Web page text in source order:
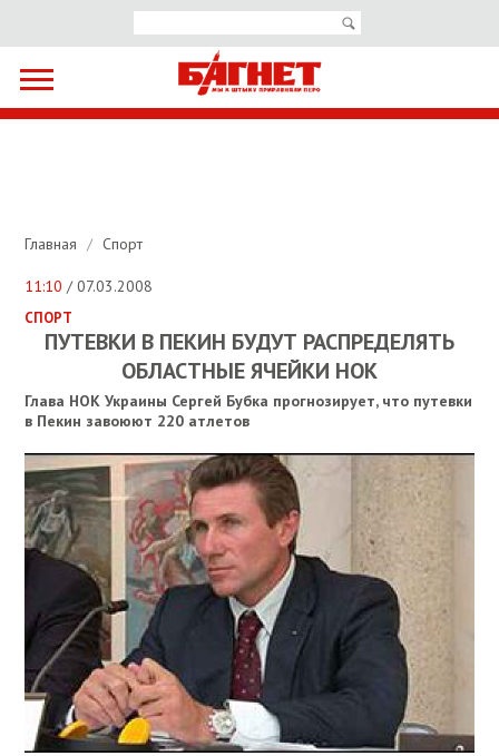
Главная / Спорт
11:10 / 07.03.2008
СПОРТ
ПУТЕВКИ В ПЕКИН БУДУТ РАСПРЕДЕЛЯТЬ
ОБЛАСТНЫЕ ЯЧЕЙКИ НОК
Глава НОК Украины Сергей Бубка прогнозирует, что путевки
в Пекин завоюют 220 атлетов